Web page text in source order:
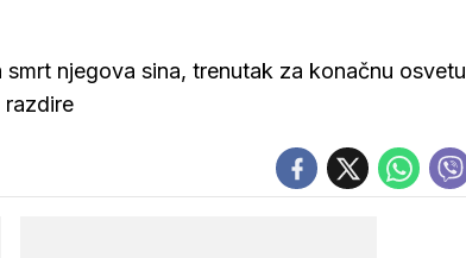
njegova sina, trenutak za konačnu osvetu
razdire